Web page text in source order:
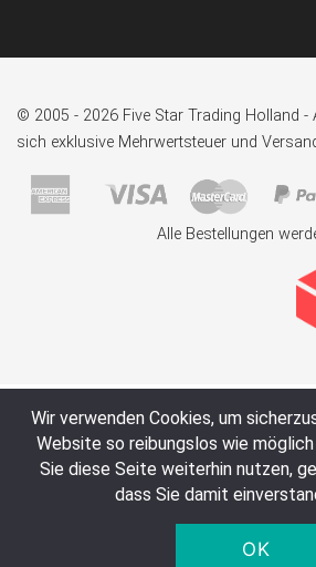
© 2005 - 2026 Five Star Trading Holland -
sich exklusive Mehrwertsteuer und
Alle Bestellungen
Wir verwenden Cookies, um
Website so reibungslos wie
Sie diese Seite weiterhin nutzen,
dass Sie damit
OK